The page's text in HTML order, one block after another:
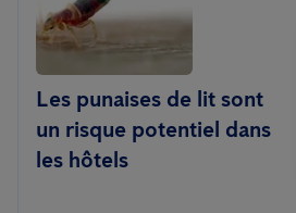
Les punaises de lit sont
un risque potentiel dans
les hôtels